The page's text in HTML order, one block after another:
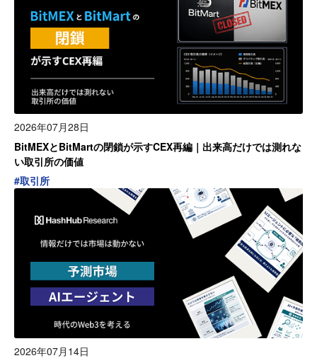
2026年07月28日
BitMEXとBitMartの閉鎖が示すCEX再編｜出来高だけでは測れな
い取引所の価値
#取引所
2026年07月14日